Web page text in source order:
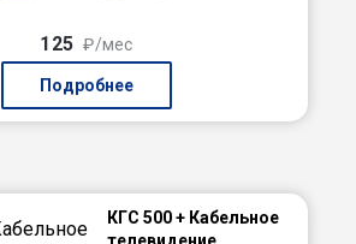
125 ₽/мес
Подробнее
КГС 500 + Кабельное